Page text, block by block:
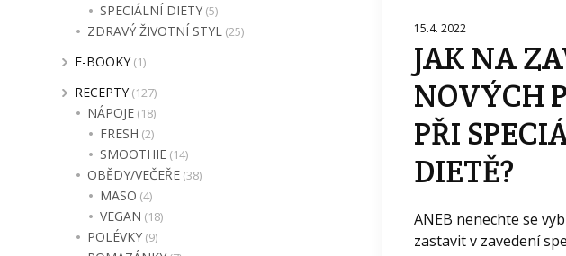
15.4. 2022
JAK NA
NOVÝCH
PŘI
DIETĚ?
ANEB nenechte se
zastavit v zavedení
SPECIÁLNÍ DIETY (5)
ZDRAVÝ ŽIVOTNÍ STYL (25)
E-BOOKY(1)
RECEPTY(127)
NÁPOJE (18)
FRESH (2)
SMOOTHIE (14)
OBĚDY/VEČEŘE (38)
MASO (4)
VEGAN (18)
POLÉVKY (9)